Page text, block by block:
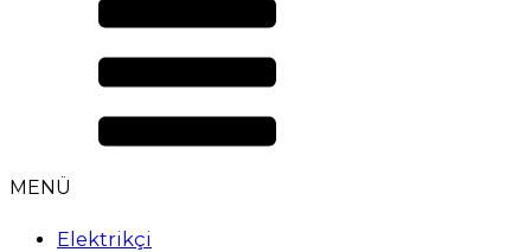
MENÜ
Elektrikçi